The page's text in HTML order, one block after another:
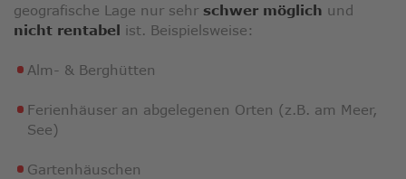
geografische Lage nur sehr schwer möglich und
nicht rentabel ist. Beispielsweise:
Alm- & Berghütten
Ferienhäuser an abgelegenen Orten (z.B. am Meer,
See)
Gartenhäuschen